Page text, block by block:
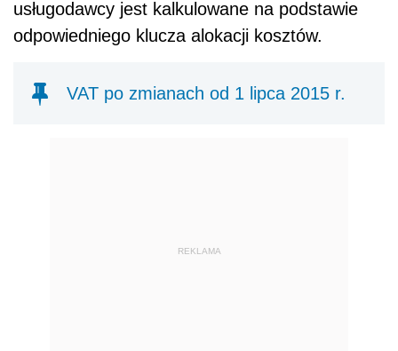
usługodawcy jest kalkulowane na podstawie
odpowiedniego klucza alokacji kosztów.
VAT po zmianach od 1 lipca 2015 r.
REKLAMA